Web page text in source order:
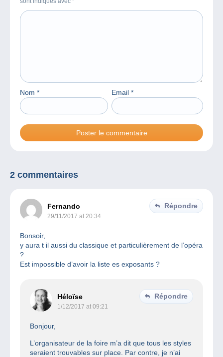
Nom * Email *
2 commentaires
Fernando
29/11/2017 at 20:34
Répondre
Bonsoir,
y aura t il aussi du classique et particulièrement de l’opéra
?
Est impossible d’avoir la liste es exposants ?
Héloïse
1/12/2017 at 09:21
Répondre
Bonjour,
L’organisateur de la foire m’a dit que tous les styles
seraient trouvables sur place. Par contre, je n’ai